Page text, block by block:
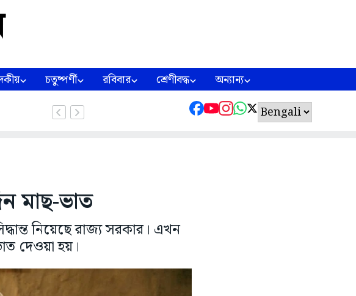
চতুষ্পর্ণী রবিবার শ্রেণীবদ্ধ অন্যান্য
মাছ-ভাত
নিয়েছে রাজ্য সরকার। এখন
দেওয়া হয়।